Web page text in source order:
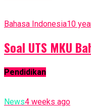
Bahasa Indonesia10
Soal UTS MKU
Pendidikan
News4 weeks ago